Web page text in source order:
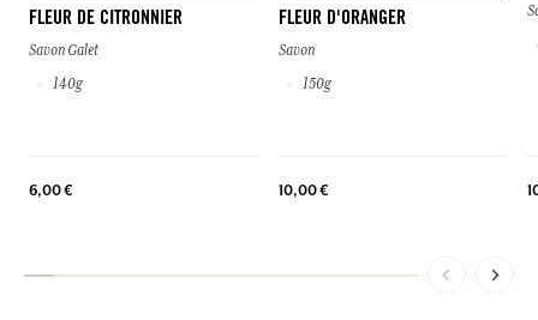
FLEUR DE CITRONNIER
Savon Galet
140g
6,00 €
FLEUR D'ORANGER
Savon
150g
10,00 €